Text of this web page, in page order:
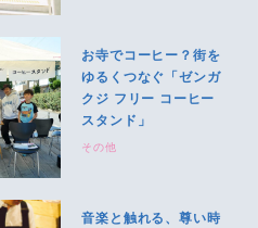
お寺でコーヒー？街を
ゆるくつなぐ「ゼンガ
クジ フリー コーヒー
スタンド」
その他
音楽と触れる、尊い時